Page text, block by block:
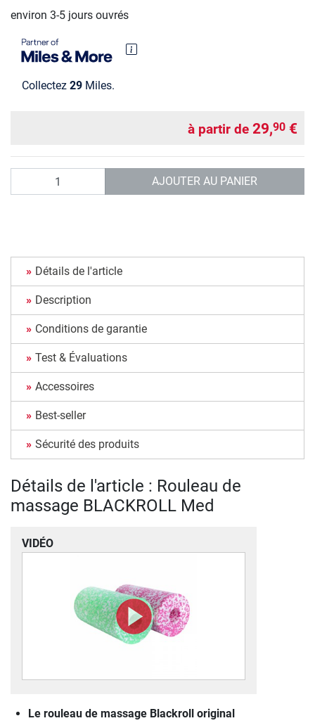
environ 3-5 jours ouvrés
Collectez 29 Miles.
à partir de 29,90 €
AJOUTER AU PANIER
Détails de l'article
Description
Conditions de garantie
Test & Évaluations
Accessoires
Best-seller
Sécurité des produits
Détails de l'article : Rouleau de
massage BLACKROLL Med
VIDÉO
Le rouleau de massage Blackroll original